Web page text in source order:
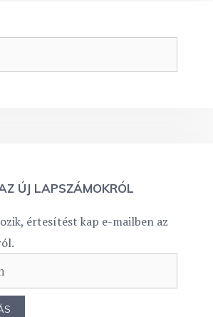
ÚJ LAPSZÁMOKRÓL
értesítést kap e-mailben az